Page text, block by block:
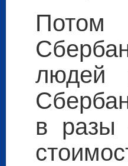
Потом
людей
в разы